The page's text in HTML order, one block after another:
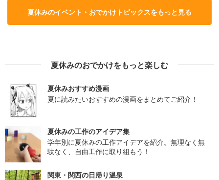
夏休みのイベント・おでかけトピックスをもっと見る
夏休みのおでかけをもっと楽しむ
夏休みおすすめ漫画
夏に読みたいおすすめの漫画をまとめてご紹介！
夏休みの工作のアイデア集
学年別に夏休みの工作アイデアを紹介。無理なく無
駄なく、自由工作に取り組もう！
関東・関西の日帰り温泉